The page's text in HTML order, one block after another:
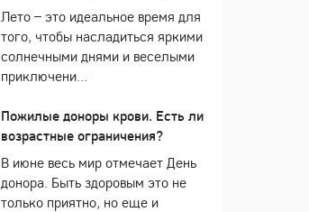
Лето – это идеальное время для
того, чтобы насладиться яркими
солнечными днями и веселыми
приключени...
Пожилые доноры крови. Есть ли
возрастные ограничения?
В июне весь мир отмечает День
донора. Быть здоровым это не
только приятно, но еще и